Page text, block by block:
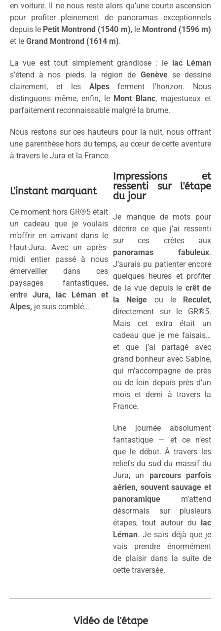
en voiture. Il ne nous reste alors qu’une courte ascension
pour profiter pleinement de panoramas exceptionnels
depuis le Petit Montrond (1540 m), le Montrond (1596 m)
et le Grand Montrond (1614 m).
La vue est tout simplement grandiose : le lac Léman
s’étend à nos pieds, la région de Genèvese dessine
clairement, et les Alpesferment l’horizon. Nous
distinguons même, enfin, le Mont Blanc, majestueux et
parfaitement reconnaissable malgré la brume.
Nous restons sur ces hauteurs pour la nuit, nous offrant
une parenthèse hors du temps, au cœur de cette aventure
à travers le Jura et la France.
L'instant marquant
Ce moment hors GR®5 était
un cadeau que je voulais
m’offrir en arrivant dans le
Haut-Jura. Avec un après-
midi entier passé à nous
émerveiller dans ces
paysages fantastiques,
entre Jura, lac Léman et
Alpes, je suis comblé…
Impressions et
ressenti sur l'étape
du jour
Je manque de mots pour
décrire ce que j’ai ressenti
sur ces crêtes aux
panoramas fabuleux.
J’aurais pu patienter encore
quelques heures et profiter
de la vue depuis le crêt de
la Neige ou le Reculet,
directement sur le GR®5.
Mais cet extra était un
cadeau que je me faisais…
et que j’ai partagé avec
grand bonheur avec Sabine,
qui m’accompagne de près
ou de loin depuis près d’un
mois et demi à travers la
France.
Une journée absolument
fantastique — et ce n’est
que le début. À travers les
reliefs du sud du massif du
Jura, un parcours parfois
aérien, souvent sauvage et
panoramique m’attend
désormais sur plusieurs
étapes, tout autour du lac
Léman. Je sais déjà que je
vais prendre énormément
de plaisir dans la suite de
cette traversée.
Vidéo de l'étape